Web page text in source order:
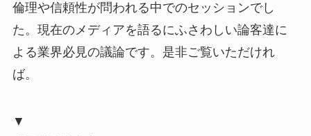
倫理や信頼性が問われる中でのセッションでし
た。現在のメディアを語るにふさわしい論客達に
よる業界必見の議論です。是非ご覧いただけれ
ば。
▼